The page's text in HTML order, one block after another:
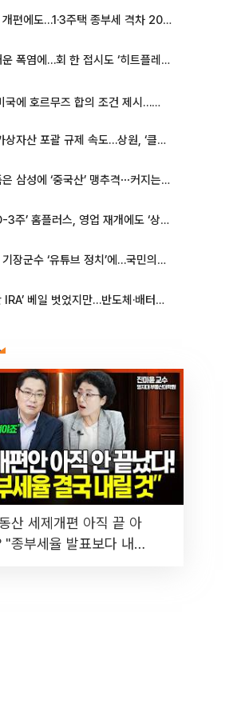
종부세 개편에도…1·3주택 종부세 격차 2028년부터 확대
바다 태운 폭염에…회 한 접시도 ‘히트플레이션’
이란, 미국에 호르무즈 합의 조건 제시…美 “경기 아직 안 끝나” [종합]
미국, 가상자산 포괄 규제 속도…상원, ‘클래리티법’ 9월 절차투표 추진
맥북 품은 삼성에 ‘중국산’ 맹추격⋯커지는 노트북 OLED 시장
‘회생 D-3주’ 홈플러스, 영업 재개에도 ‘상품 공급망’ 복구가 생존 관건
우성빈 기장군수 ‘유튜브 정치’에…국민의힘 군의원들 집단 반발
‘한국판 IRA’ 베일 벗었지만…반도체·배터리 업계 “시행령이 관건”
산 세제개편 아직 끝 아
"종부세율 발표보다 내릴